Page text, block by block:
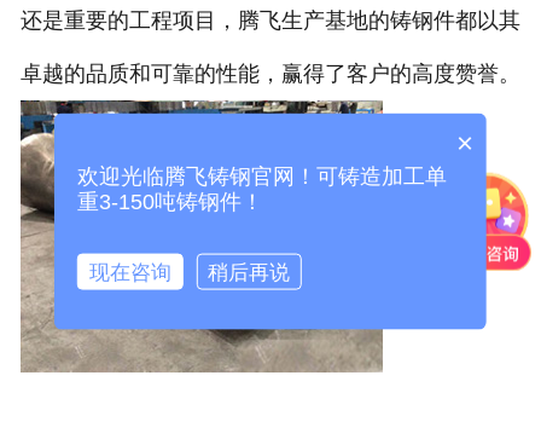
还是重要的工程项目，腾飞生产基地的铸钢件都以其
卓越的品质和可靠的性能，赢得了客户的高度赞誉。
×
欢迎光临腾飞铸钢官网！可铸造加工单
重3-150吨铸钢件！
现在咨询 稍后再说